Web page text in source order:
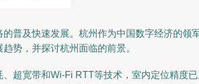
普及快速发展。杭州作为中国数字经济的领
势，并探讨杭州面临的前景。
超宽带和Wi-Fi RTT等技术，室内定位精度